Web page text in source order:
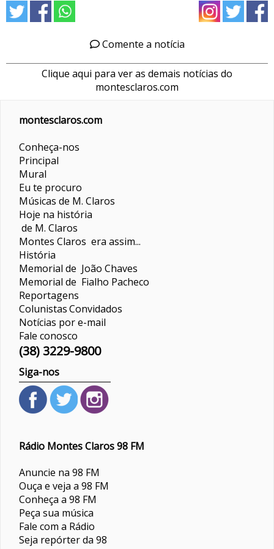
Comente a notícia
Clique aqui para ver as demais notícias do
montesclaros.com
montesclaros.com
Conheça-nos
Principal
Mural
Eu te procuro
Músicas de M. Claros
Hoje na história
de M. Claros
Montes Claros era assim...
História
Memorial de João Chaves
Memorial de Fialho Pacheco
Reportagens
ColunistasConvidados
Notícias por e-mail
Fale conosco
(38) 3229-9800
Siga-nos
Rádio Montes Claros 98 FM
Anuncie na 98 FM
Ouça e veja a 98 FM
Conheça a 98 FM
Peça sua música
Fale com a Rádio
Seja repórter da 98